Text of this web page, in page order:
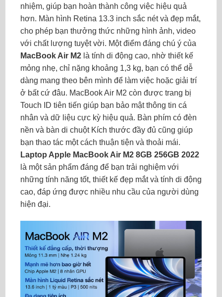
nhiệm, giúp bạn hoàn thành công việc hiệu quả
hơn. Màn hình Retina 13.3 inch sắc nét và đẹp mắt,
cho phép bạn thưởng thức những hình ảnh, video
với chất lượng tuyệt vời. Một điểm đáng chú ý của
MacBook Air M2 là tính di động cao, nhờ thiết kế
mỏng nhẹ, chỉ nặng khoảng 1,3 kg, bạn có thể dễ
dàng mang theo bên mình để làm việc hoặc giải trí
ở bất cứ đâu. MacBook Air M2 còn được trang bị
Touch ID tiên tiến giúp bạn bảo mật thông tin cá
nhân và dữ liệu cực kỳ hiệu quả. Bàn phím có đèn
nền và bàn di chuột Kích thước đầy đủ cũng giúp
bạn thao tác một cách thuận tiện và thoải mái.
Laptop Apple MacBook Air M2 8GB 256GB 2022
là một sản phẩm đáng để bạn trải nghiệm với
những tính năng tốt, thiết kế đẹp mắt và tính di động
cao, đáp ứng được nhiều nhu cầu của người dùng
hiện đại.